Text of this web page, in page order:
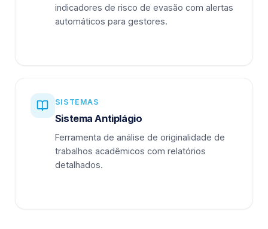
indicadores de risco de evasão com alertas
automáticos para gestores.
SISTEMAS
Sistema Antiplágio
Ferramenta de análise de originalidade de
trabalhos acadêmicos com relatórios
detalhados.